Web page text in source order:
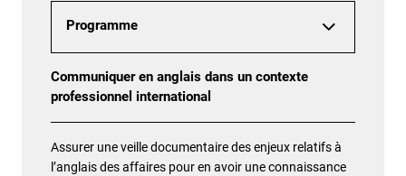
Programme
Communiquer en anglais dans un contexte
professionnel international
Assurer une veille documentaire des enjeux relatifs à
l’anglais des affaires pour en avoir une connaissance